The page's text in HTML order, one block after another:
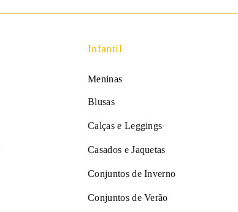
Infantil
Meninas
Blusas
Calças e Leggings
Casados e Jaquetas
Conjuntos de Inverno
Conjuntos de Verão